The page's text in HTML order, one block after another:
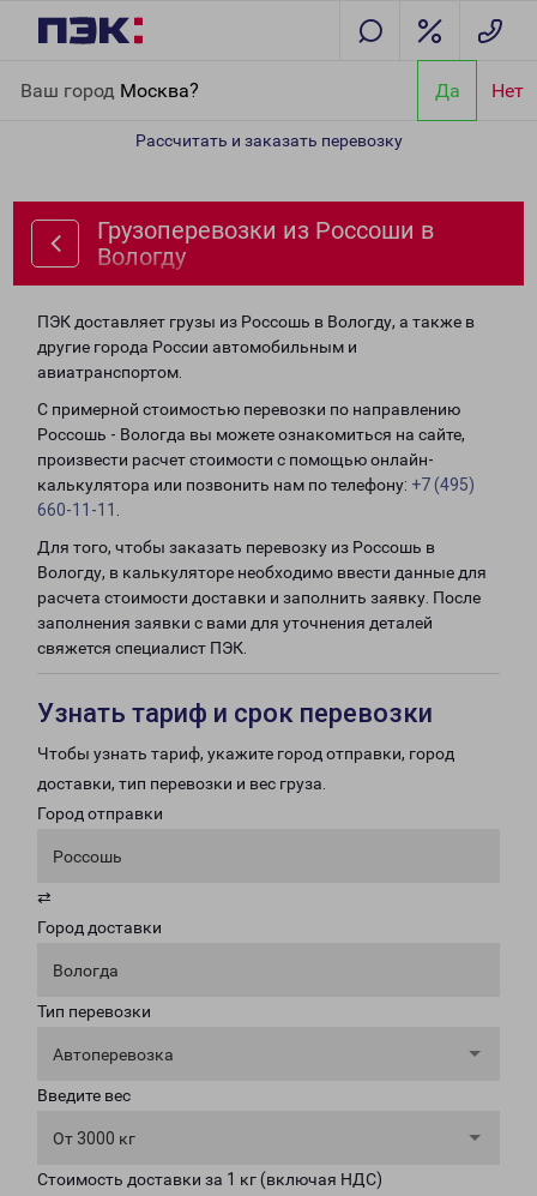
Ваш город Москва? Да Нет
Рассчитать и заказать перевозку
Грузоперевозки из Россоши в
Вологду
ПЭК доставляет грузы из Россошь в Вологду, а также в
другие города России автомобильным и
авиатранспортом.
С примерной стоимостью перевозки по направлению
Россошь - Вологда вы можете ознакомиться на сайте,
произвести расчет стоимости с помощью онлайн-
калькулятора или позвонить нам по телефону: +7 (495)
660-11-11
Для того, чтобы заказать перевозку из Россошь в
Вологду, в калькуляторе необходимо ввести данные для
расчета стоимости доставки и заполнить заявку. После
заполнения заявки с вами для уточнения деталей
свяжется специалист ПЭК.
Узнать тариф и срок перевозки
Чтобы узнать тариф, укажите город отправки, город
доставки, тип перевозки и вес груза.
Город отправки
Россошь
⇄
Город доставки
Вологда
Тип перевозки
Автоперевозка
Введите вес
От 3000 кг
Стоимость доставки за 1 кг (включая НДС)